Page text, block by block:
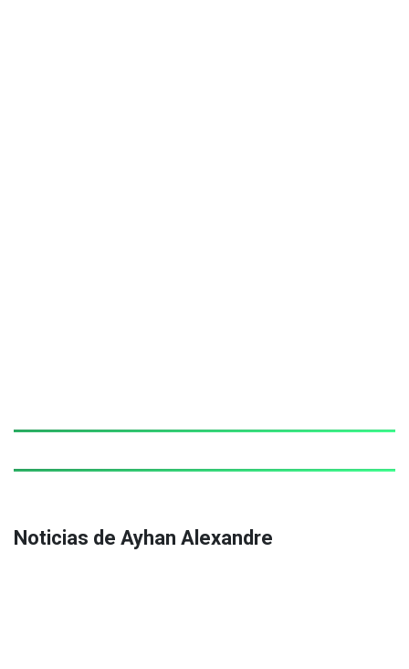
Noticias de Ayhan Alexandre